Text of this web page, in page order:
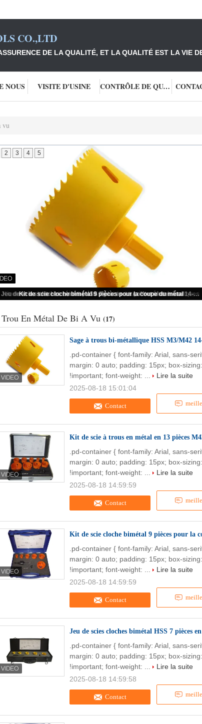
CO.,LTD
DE LA QUALITÉ, ET LA QUALITÉ EST LA VIE
NOUS VISITE D'USINE CONTRÔLE DE QUALITÉ
vu
Sage à trous bi-métallique HSS M3/M42 14-210 mm avec arbre intégré
2 3 4 5
En Métal De Bi A Vu (17)
Sage à trous bi-métallique HSS M3/M42
Contact
.pd-container { font-family: Arial, sans-
margin: 0 auto; padding: 15px; box-
!important; font-weight: ...
Lire la suite
2025-08-18 15:01:04
Kit de scie à trous en métal en 13 pièces
Contact
.pd-container { font-family: Arial, sans-
margin: 0 auto; padding: 15px; box-
!important; font-weight: ...
Lire la suite
2025-08-18 14:59:59
Kit de scie cloche bimétal 9 pièces pour la
Contact
.pd-container { font-family: Arial, sans-
margin: 0 auto; padding: 15px; box-
!important; font-weight: ...
Lire la suite
2025-08-18 14:59:59
Jeu de scies cloches bimétal HSS 7 pièces
Contact
.pd-container { font-family: Arial, sans-
margin: 0 auto; padding: 15px; box-
!important; font-weight: ...
Lire la suite
2025-08-18 14:59:58